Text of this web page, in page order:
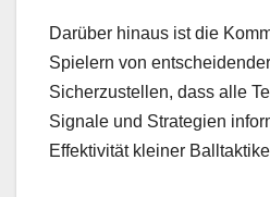
Darüber hinaus ist die
Spielern von
Sicherzustellen, dass alle
Signale und Strategien
Effektivität kleiner